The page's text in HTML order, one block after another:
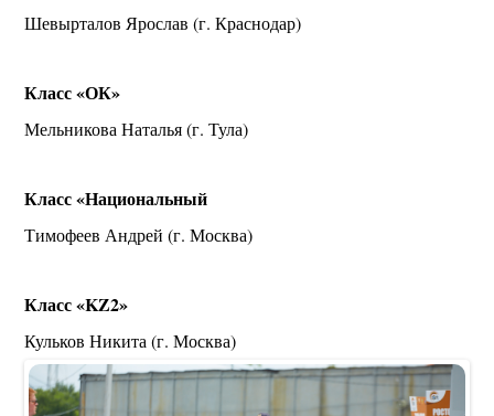
Шевырталов Ярослав (г. Краснодар)
Класс «ОК»
Мельникова Наталья (г. Тула)
Класс «Национальный
Тимофеев Андрей (г. Москва)
Класс «KZ2»
Кульков Никита (г. Москва)